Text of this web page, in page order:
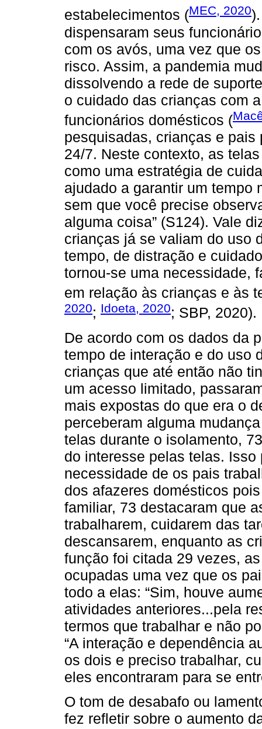
estabelecimentos (MEC, 2020
dispensaram seus
com os avós, uma vez que
risco. Assim, a pandemia
dissolvendo a rede de
o cuidado das crianças com
funcionários domésticos (
pesquisadas, crianças e
24/7. Neste contexto, as
como uma estratégia de
ajudado a garantir um tempo
sem que você precise
alguma coisa” (S124). Vale
crianças já se valiam do uso
tempo, de distração e
tornou-se uma necessidade,
em relação às crianças e às
2020; Idoeta, 2020; SBP, 2020).
De acordo com os dados da
tempo de interação e do uso
crianças que até então não
um acesso limitado,
mais expostas do que era o
perceberam alguma
telas durante o isolamento,
do interesse pelas telas.
necessidade de os pais
dos afazeres domésticos
familiar, 73 destacaram que
trabalharem, cuidarem das
descansarem, enquanto as
função foi citada 29 vezes,
ocupadas uma vez que os
todo a elas: “Sim, houve
atividades anteriores...pela
termos que trabalhar e não
“A interação e dependência
os dois e preciso trabalhar,
eles encontraram para se
O tom de desabafo ou
fez refletir sobre o aumento